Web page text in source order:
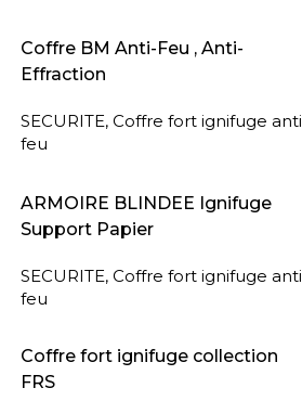
AJOUTER AU PANIER
Coffre BM Anti-Feu , Anti-
Effraction
SECURITE, Coffre fort ignifuge anti
feu
LIRE LA SUITE
ARMOIRE BLINDEE Ignifuge
Support Papier
SECURITE, Coffre fort ignifuge anti
feu
LIRE LA SUITE
Coffre fort ignifuge collection
FRS